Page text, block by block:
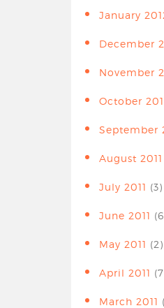
January
December
November
October
September
August 2011
July 2011 (3)
June 2011
May 2011 (2)
April 2011
March 2011